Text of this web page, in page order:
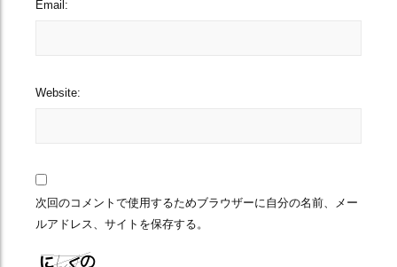
Email:
Website:
次回のコメントで使用するためブラウザーに自分の名前、メー
ルアドレス、サイトを保存する。